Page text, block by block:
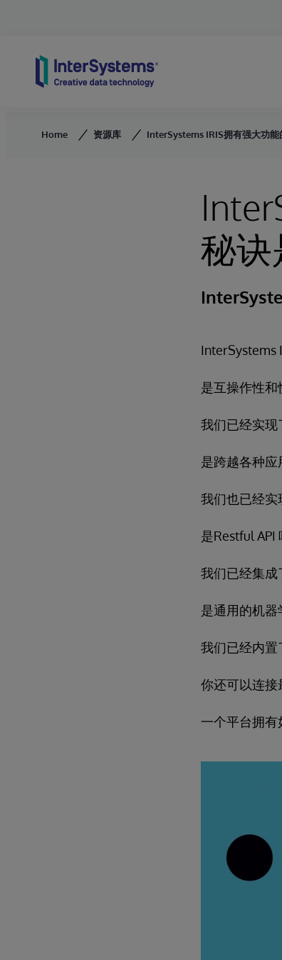
Home 资源库 InterSystems IRIS拥有强大功能
秘诀
InterSystems
是互操作性和
我们已经实现
是跨越各种应
我们也已经实
是Restful API
我们已经集成
是通用的机器
我们已经内置
你还可以连接
一个平台拥有